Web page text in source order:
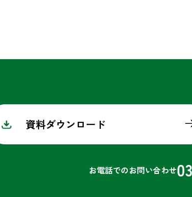
資料ダウンロード
お電話でのお問い合わせ